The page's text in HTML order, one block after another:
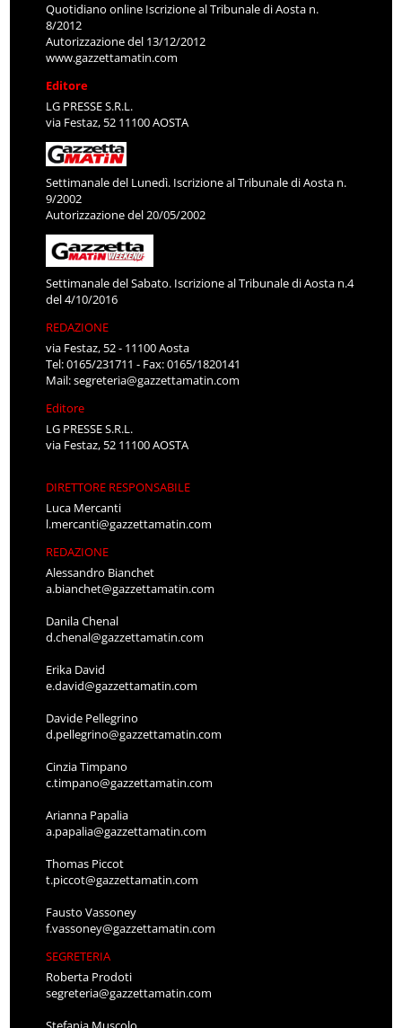
Quotidiano online Iscrizione al Tribunale di Aosta n.
8/2012
Autorizzazione del 13/12/2012
www.gazzettamatin.com
Editore
LG PRESSE S.R.L.
via Festaz, 52 11100 AOSTA
Settimanale del Lunedì. Iscrizione al Tribunale di Aosta n.
9/2002
Autorizzazione del 20/05/2002
Settimanale del Sabato. Iscrizione al Tribunale di Aosta n.4
del 4/10/2016
REDAZIONE
via Festaz, 52 - 11100 Aosta
Tel: 0165/231711 - Fax: 0165/1820141
Mail:segreteria@gazzettamatin.com
Editore
LG PRESSE S.R.L.
via Festaz, 52 11100 AOSTA
DIRETTORE RESPONSABILE
Luca Mercanti
l.mercanti@gazzettamatin.com
REDAZIONE
Alessandro Bianchet
a.bianchet@gazzettamatin.com
Danila Chenal
d.chenal@gazzettamatin.com
Erika David
e.david@gazzettamatin.com
Davide Pellegrino
d.pellegrino@gazzettamatin.com
Cinzia Timpano
c.timpano@gazzettamatin.com
Arianna Papalia
a.papalia@gazzettamatin.com
Thomas Piccot
t.piccot@gazzettamatin.com
Fausto Vassoney
f.vassoney@gazzettamatin.com
SEGRETERIA
Roberta Prodoti
segreteria@gazzettamatin.com